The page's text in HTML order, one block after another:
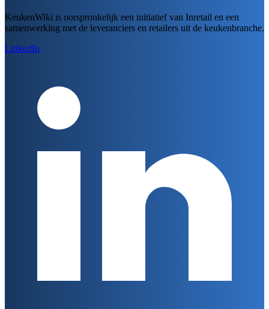
KeukenWiki is oorspronkelijk een initiatief van Inretail en een
samenwerking met de leveranciers en retailers uit de keukenbranche.
LinkedIn